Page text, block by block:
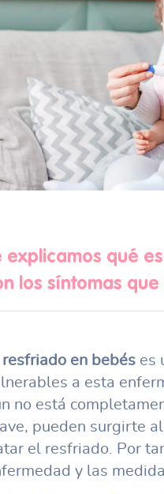
explicamos qué
los síntomas
en bebéses
a esta
no está
pueden surgirte
el resfriado. Por
y las